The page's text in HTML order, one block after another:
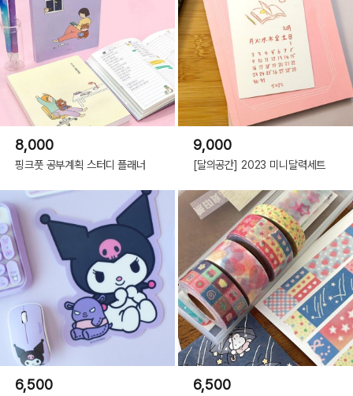
8,000
핑크풋 공부계획 스터디 플래너
9,000
[달의공간] 2023 미니달력세트
6,500 6,500